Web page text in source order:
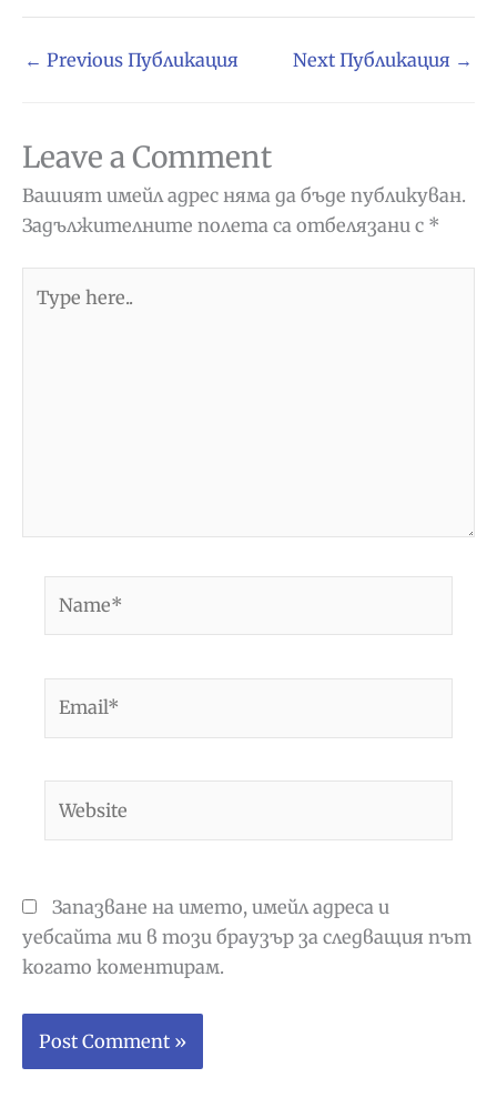
← Previous Публикация Next Публикация →
Leave a Comment
Вашият имейл адрес няма да бъде публикуван.
Задължителните полета са отбелязани с *
here..
Запазване на името, имейл адреса и
уебсайта ми в този браузър за следващия път
когато коментирам.